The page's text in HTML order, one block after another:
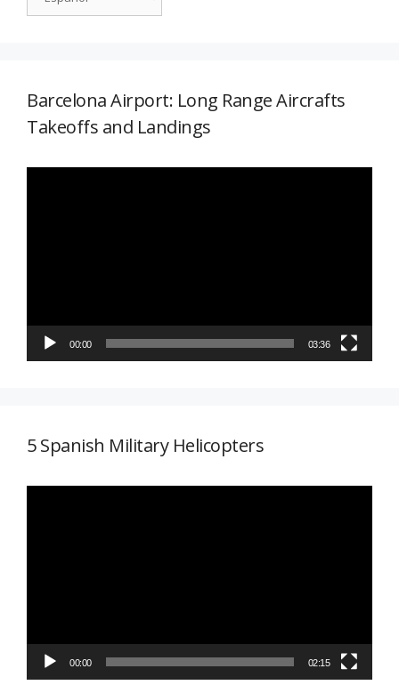
Barcelona Airport: Long Range Aircrafts
Takeoffs and Landings
00:00 03:36
5 Spanish Military Helicopters
00:00 02:15